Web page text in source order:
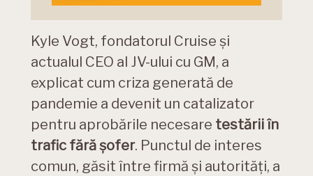
Kyle Vogt, fondatorul Cruise și
actualul CEO al JV-ului cu GM, a
explicat cum criza generată de
pandemie a devenit un catalizator
pentru aprobările necesare testării în
trafic fără șofer. Punctul de interes
comun, găsit între firmă și autorități, a